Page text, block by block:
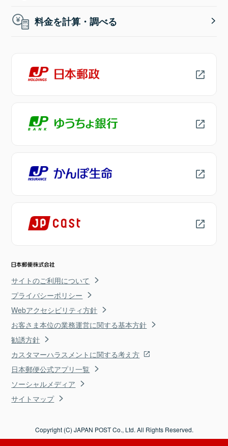
料金を計算・調べる
サイトのご利用について
プライバシーポリシー
Webアクセシビリティ方針
お客さま本位の業務運営に関する基本方針
勧誘方針
カスタマーハラスメントに関する考え方
日本郵便公式アプリ一覧
ソーシャルメディア
サイトマップ
Copyright (C) JAPAN POST Co., Ltd. All Rights Reserved.